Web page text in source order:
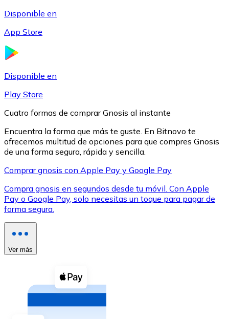
XRP
XRP
Ver todo
Compra criptomonedas con efectivo en tu tienda más
Comprar con efectivo
Disponible en
App Store
Disponible en
Play Store
Cuatro formas de comprar Gnosis al instante
Encuentra la forma que más te guste. En Bitnovo te
ofrecemos multitud de opciones para que compres Gnosis
de una forma segura, rápida y sencilla.
Comprar gnosis con Apple Pay y Google Pay
Compra gnosis en segundos desde tu móvil. Con Apple
Pay o Google Pay, solo necesitas un toque para pagar de
forma segura.
Ver más